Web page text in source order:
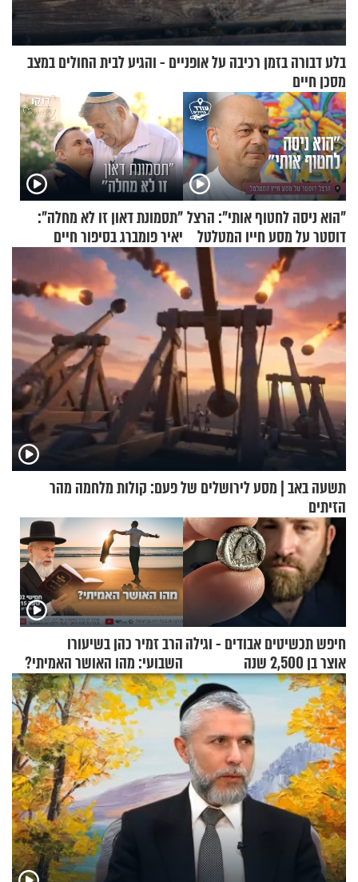
בלע דבורה בזמן רכיבה על אופניים - והגיע לבית החולים במצב
מסכן חיים
"הוא ניסה לחטוף אותי": הרצל
דוסטר על מסע חייו המטלטל
"תסמונת דאון זו לא מחלה":
יאיר פומברג בסיפור חיים
מעורר השראה
תשעה באב | מסע לירושלים של פעם: קולות מלחמה מהר
הזיתים
חיפש תכשיטים אבודים - וגילה
אוצר בן 2,500 שנה
הרב זמיר כהן בשיעורו
השבועי: מהו האושר האמיתי?